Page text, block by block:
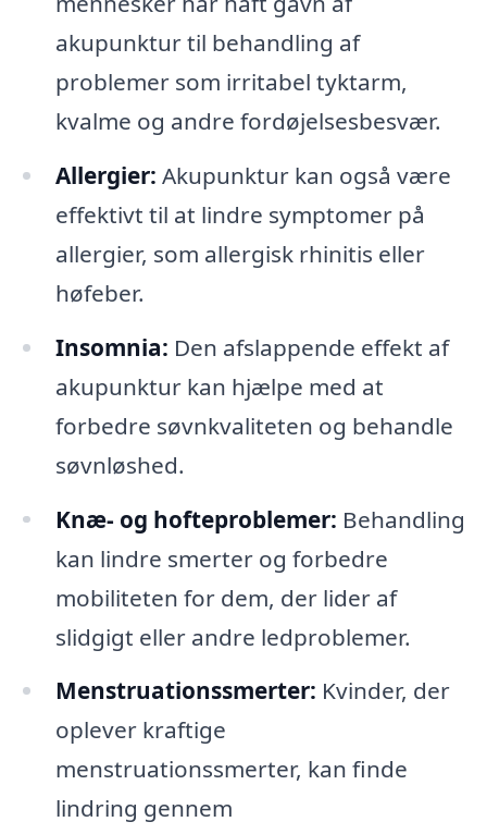
akupunktur til behandling af
problemer som irritabel tyktarm,
kvalme og andre fordøjelsesbesvær.
Allergier: Akupunktur kan også være
effektivt til at lindre symptomer på
allergier, som allergisk rhinitis eller
høfeber.
Insomnia: Den afslappende effekt af
akupunktur kan hjælpe med at
forbedre søvnkvaliteten og behandle
søvnløshed.
Knæ- og hofteproblemer: Behandling
kan lindre smerter og forbedre
mobiliteten for dem, der lider af
slidgigt eller andre ledproblemer.
Menstruationssmerter: Kvinder, der
oplever kraftige
menstruationssmerter, kan finde
lindring gennem